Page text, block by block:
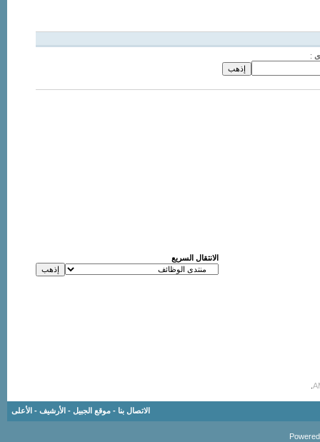
:
الانتقال السريع
الاتصال بنا - موقع الجبيل - الأرشيف - الأعلى